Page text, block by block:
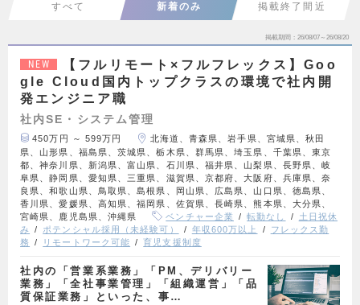
すべて 新着のみ 掲載終了間近
掲載期間 26/08/07～26/08/20
NEW
【フルリモート×フルフレックス】Goo
gle Cloud国内トップクラスの環境で社内開
発エンジニア職
社内SE・システム管理
450万円 ～ 599万円
北海道、青森県、岩手県、宮城県、秋田
県、山形県、福島県、茨城県、栃木県、群馬県、埼玉県、千葉県、東京
都、神奈川県、新潟県、富山県、石川県、福井県、山梨県、長野県、岐
阜県、静岡県、愛知県、三重県、滋賀県、京都府、大阪府、兵庫県、奈
良県、和歌山県、鳥取県、島根県、岡山県、広島県、山口県、徳島県、
香川県、愛媛県、高知県、福岡県、佐賀県、長崎県、熊本県、大分県、
宮崎県、鹿児島県、沖縄県
ベンチャー企業 転勤なし
土日祝休
み
ポテンシャル採用（未経験可） 年収600万以上
フレックス勤
務
リモートワーク可能 育児支援制度
社内の「営業系業務」「PM、デリバリー
業務」「全社事業管理」「組織運営」「品
質保証業務」といった、事…